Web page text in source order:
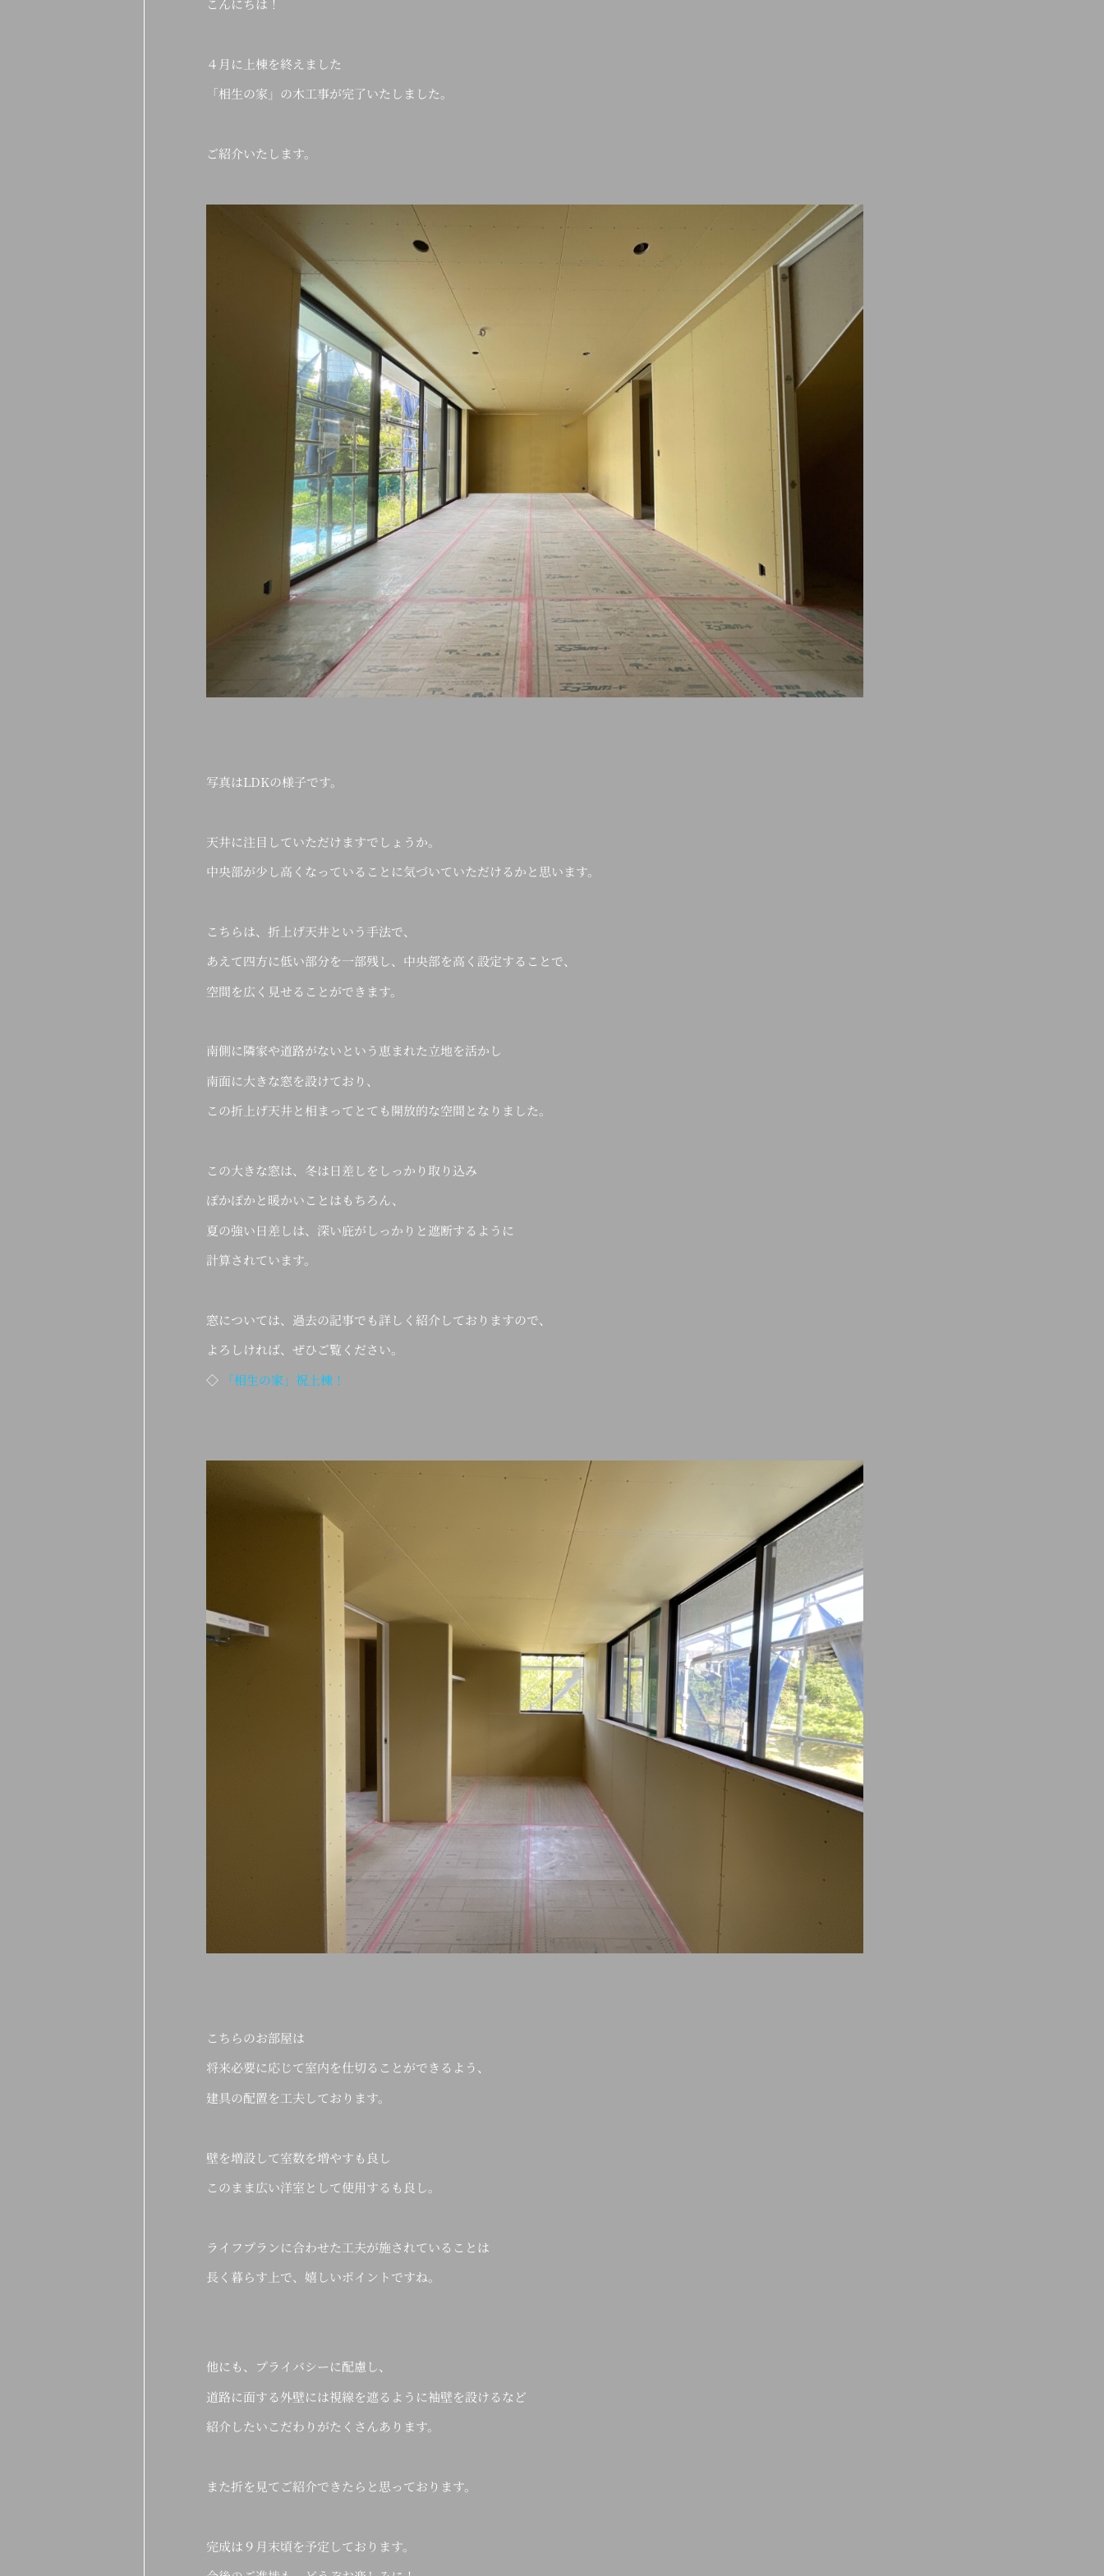
こんにちは！
４月に上棟を終えました
「相生の家」の木工事が完了いたしました。
ご紹介いたします。
写真はLDKの様子です。
天井に注目していただけますでしょうか。
中央部が少し高くなっていることに気づいていただけるかと思います。
こちらは、折上げ天井という手法で、
あえて四方に低い部分を一部残し、中央部を高く設定することで、
空間を広く見せることができます。
南側に隣家や道路がないという恵まれた立地を活かし
南面に大きな窓を設けており、
この折上げ天井と相まってとても開放的な空間となりました。
この大きな窓は、冬は日差しをしっかり取り込み
ぽかぽかと暖かいことはもちろん、
夏の強い日差しは、深い庇がしっかりと遮断するように
計算されています。
窓については、過去の記事でも詳しく紹介しておりますので、
よろしければ、ぜひご覧ください。
◇
「相生の家」祝上棟！
こちらのお部屋は
将来必要に応じて室内を仕切ることができるよう、
建具の配置を工夫しております。
壁を増設して室数を増やすも良し
このまま広い洋室として使用するも良し。
ライフプランに合わせた工夫が施されていることは
長く暮らす上で、嬉しいポイントですね。
他にも、プライバシーに配慮し、
道路に面する外壁には視線を遮るように袖壁を設けるなど
紹介したいこだわりがたくさんあります。
また折を見てご紹介できたらと思っております。
完成は９月末頃を予定しております。